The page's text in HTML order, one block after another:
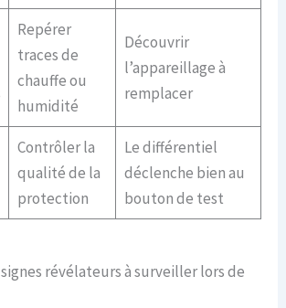
Repérer
traces de
chauffe ou
humidité
Découvrir
l’appareillage à
remplacer
Contrôler la
qualité de la
protection
Le différentiel
déclenche bien au
bouton de test
révélateurs à surveiller lors de